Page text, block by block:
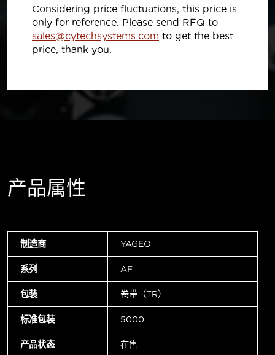
Considering price fluctuations, this price is
only for reference. Please send RFQ to
sales@cytechsystems.com to get the best
price, thank you.
产品属性
制造商 YAGEO
系列 AF
包装 卷带（TR）
标准包装 5000
产品状态 在售